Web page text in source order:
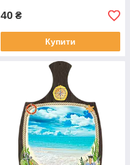
40 ₴
Купити